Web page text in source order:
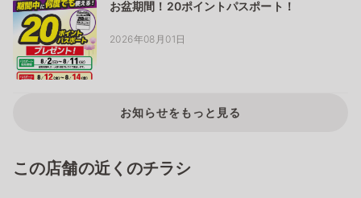
お盆期間！20ポイントパスポート！
2026年08月01日
お知らせをもっと見る
この店舗の近くのチラシ